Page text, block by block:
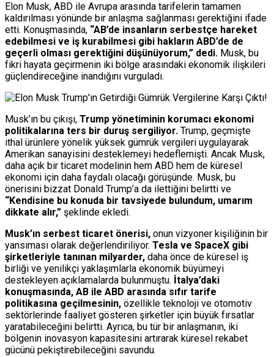
Elon Musk, ABD ile Avrupa arasında tarifelerin tamamen
kaldırılması yönünde bir anlaşma sağlanması gerektiğini ifade
etti. Konuşmasında, “AB’de insanların serbestçe hareket
edebilmesi ve iş kurabilmesi gibi hakların ABD’de de
geçerli olması gerektiğini düşünüyorum,” dedi. Musk, bu
fikri hayata geçirmenin iki bölge arasındaki ekonomik ilişkileri
güçlendireceğine inandığını vurguladı.
Musk’ın bu çıkışı, Trump yönetiminin korumacı ekonomi
politikalarına ters bir duruş sergiliyor. Trump, geçmişte
ithal ürünlere yönelik yüksek gümrük vergileri uygulayarak
Amerikan sanayisini desteklemeyi hedeflemişti. Ancak Musk,
daha açık bir ticaret modelinin hem ABD hem de küresel
ekonomi için daha faydalı olacağı görüşünde. Musk, bu
önerisini bizzat Donald Trump’a da ilettiğini belirtti ve
“Kendisine bu konuda bir tavsiyede bulundum, umarım
dikkate alır,” şeklinde ekledi.
Musk’ın serbest ticaret önerisi, onun vizyoner kişiliğinin bir
yansıması olarak değerlendiriliyor. Tesla ve SpaceX gibi
şirketleriyle tanınan milyarder, daha önce de küresel iş
birliği ve yenilikçi yaklaşımlarla ekonomik büyümeyi
destekleyen açıklamalarda bulunmuştu. İtalya’daki
konuşmasında, AB ile ABD arasında sıfır tarife
politikasına geçilmesinin, özellikle teknoloji ve otomotiv
sektörlerinde faaliyet gösteren şirketler için büyük fırsatlar
yaratabileceğini belirtti. Ayrıca, bu tür bir anlaşmanın, iki
bölgenin inovasyon kapasitesini artırarak küresel rekabet
gücünü pekiştirebileceğini savundu.